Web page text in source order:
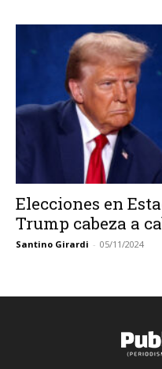
Elecciones en
Trump cabeza a
Santino Girardi - 05/11/2024